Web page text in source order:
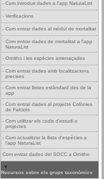
- Com introduir dades a l'app NaturaList
- Verificacions
- Com entrar dades al mòdul de mortalitat
- Com entrar dades de mortalitat a l'app
NaturaList
- Ornitho i les espècies amenaçades
- Com entrar dades amb localitzacions
precises
- Com entrar llistes estàndard des de la
app
- Com entrar dades al projecte Colònies
de Falciots
- Com utilitzar els codis d'estudi o
projectes
- Com actualitzar la llista d'espècies a
l'app NaturaList
Com entrar dades del SOCC a Ornitho
Recursos sobre els grups taxonòmics